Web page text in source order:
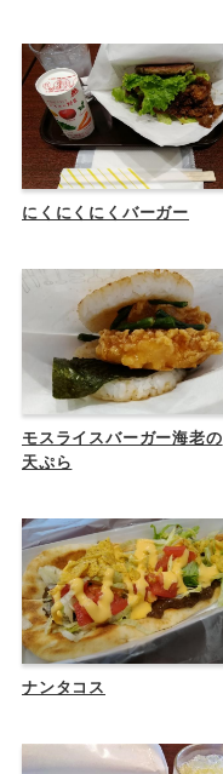
にくにくにくバーガー
モスライスバーガー海老の
天ぷら
ナンタコス